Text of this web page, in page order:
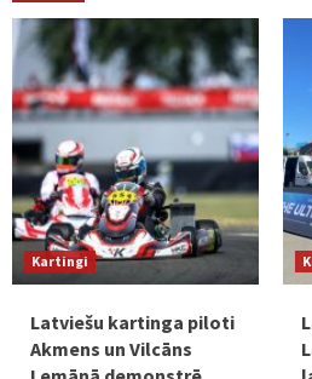
Kartingi
Latviešu kartinga piloti
Akmens un Vilcāns